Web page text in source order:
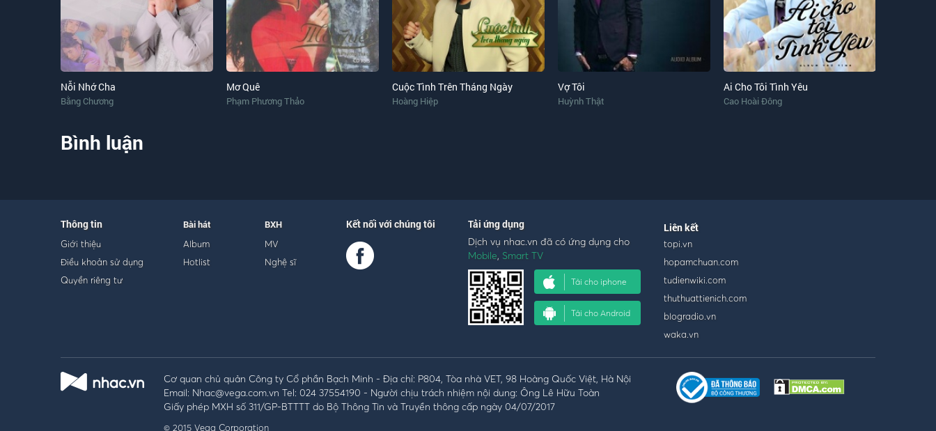
Nỗi Nhớ Cha
Bằng Chương
Mơ Quê
Phạm Phương Thảo
Cuộc Tình Trên Tháng Ngày
Hoàng Hiệp
Vợ Tôi
Huỳnh Thật
Ai Cho Tôi Tình Yêu
Cao Hoài Đông
Bình luận
Thông tin
Giới thiệu
Điều khoản sử dụng
Quyền riêng tư
Bài hát
Album
Hotlist
BXH
MV
Nghệ sĩ
Kết nối với chúng tôi Tải ứng dụng
Dịch vụ nhac.vn đã có ứng dụng cho
Mobile, Smart TV
Tải cho iphone
Tải cho Android
Liên kết
topi.vn
hopamchuan.com
tudienwiki.com
thuthuattienich.com
blogradio.vn
waka.vn
Cơ quan chủ quản Công ty Cổ phần Bạch Minh - Địa chỉ: P804, Tòa nhà VET, 98 Hoàng Quốc Việt, Hà Nội
Email: Nhac@vega.com.vn Tel: 024 37554190 - Người chịu trách nhiệm nội dung: Ông Lê Hữu Toàn
Giấy phép MXH số 311/GP-BTTTT do Bộ Thông Tin và Truyền thông cấp ngày 04/07/2017
© 2015 Vega Corporation